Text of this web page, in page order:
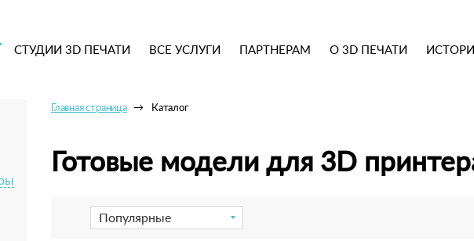
СТУДИИ 3D ПЕЧАТИ ВСЕ УСЛУГИ ПАРТНЕРАМ О 3D ПЕЧАТИ
Главная страница Каталог
Готовые модели для 3D
Популярные